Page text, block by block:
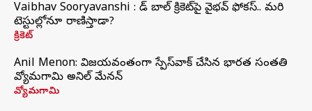
Vaibhav Sooryavanshi : రెడ్ బాల్ క్రికెట్‌పై వైభవ్ ఫోకస్.. మరి
టెస్టుల్లోనూ రాణిస్తాడా?
క్రికెట్
Anil Menon: విజయవంతంగా స్పేస్‌వాక్‌ చేసిన భారత సంతతి
వ్యోమగామి అనిల్‌ మేనన్
వ్యోమగామి